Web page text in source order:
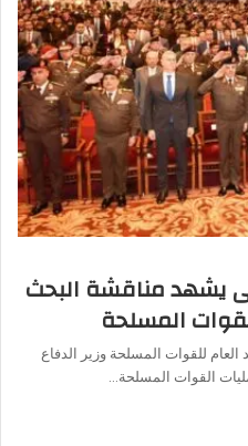
يشهد مناقشة البحث
المسلحة
للقوات المسلحة وزير الدفاع
القوات المسلحة…